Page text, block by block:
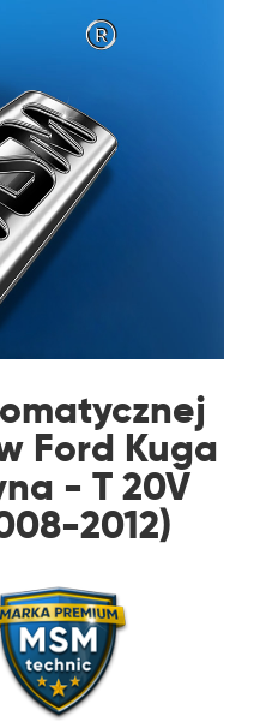
Ford Kuga
- T 20V
2012)